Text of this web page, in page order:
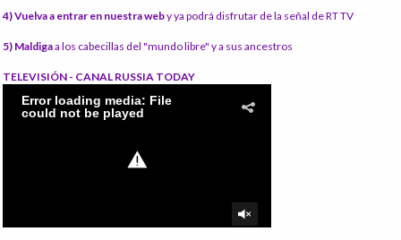
4) Vuelva a entrar en nuestra weby ya podrá disfrutar de la señal de RT TV
5) Maldigaa los cabecillas del "mundo libre" y a sus ancestros
TELEVISIÓN - CANAL RUSSIA TODAY